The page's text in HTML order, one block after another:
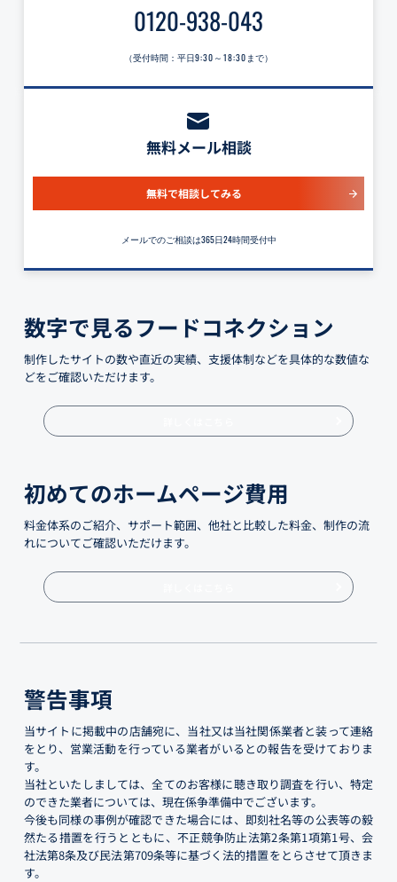
0120-938-043
（受付時間：平日9:30～18:30 まで）
無料メール相談
無料で相談してみる
メールでのご相談は365日24時間受付中
数字で見るフードコネクション
制作したサイトの数や直近の実績、支援体制などを具体的な数値な
どをご確認いただけます。
初めてのホームページ費用
料金体系のご紹介、サポート範囲、他社と比較した料金、制作の流
れについてご確認いただけます。
警告事項
当サイトに掲載中の店舗宛に、当社又は当社関係業者と装って連絡
をとり、営業活動を行っている業者がいるとの報告を受けておりま
す。
当社といたしましては、全てのお客様に聴き取り調査を行い、特定
のできた業者については、現在係争準備中でございます。
今後も同様の事例が確認できた場合には、即刻社名等の公表等の毅
然たる措置を行うとともに、不正競争防止法第2条第1項第1号、会
社法第8条及び民法第709条等に基づく法的措置をとらさせて頂きま
す。